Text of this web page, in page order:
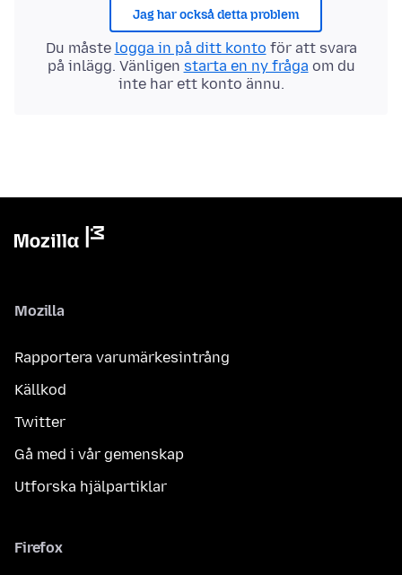
Jag har också detta problem
Du måste logga in på ditt konto för att svara
på inlägg. Vänligen starta en ny fråga om du
inte har ett konto ännu.
Mozilla
Rapportera varumärkesintrång
Källkod
Twitter
Gå med i vår gemenskap
Utforska hjälpartiklar
Firefox